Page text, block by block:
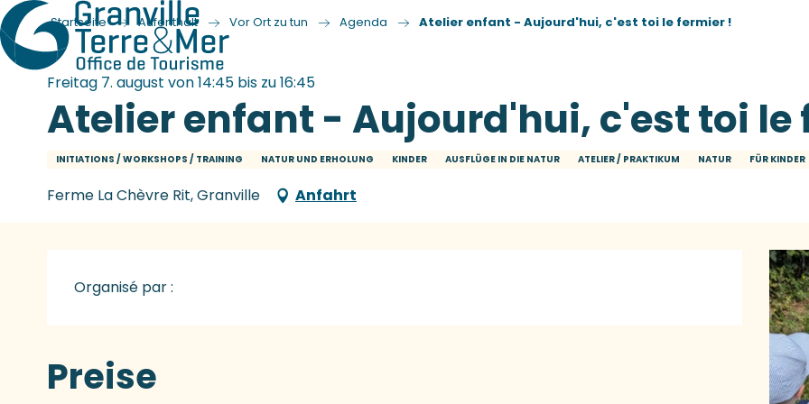
Startseite Aufenthalt Vor Ort zu tun Agenda Atelier enfant - Aujourd'hui, c'est toi le fermier !
Freitag 7. august von 14:45 bis zu 16:45
Atelier enfant - Aujourd'hui, c'est toi le
INITIATIONS / WORKSHOPS / TRAINING NATUR UND ERHOLUNG KINDER AUSFLÜGE IN DIE NATUR ATELIER / PRAKTIKUM NATUR FÜR KINDER
Ferme La Chèvre Rit, Granville Anfahrt
Organisé par :
Preise